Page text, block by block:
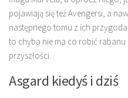
pojawiają się też Avengersi, a
następnego tomu z ich
to chyba nie ma co robić rabanu
przyszłości.
Asgard kiedyś i dziś